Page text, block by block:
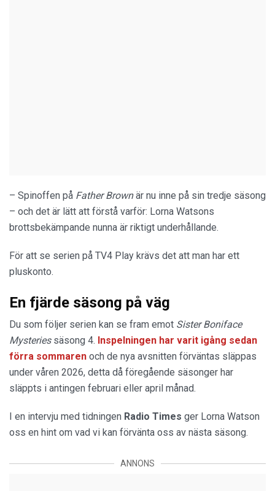
– Spinoffen på Father Brownär nu inne på sin tredje säsong
– och det är lätt att förstå varför: Lorna Watsons
brottsbekämpande nunna är riktigt underhållande.
För att se serien på TV4 Play krävs det att man har ett
pluskonto.
En fjärde säsong på väg
Du som följer serien kan se fram emot Sister Boniface
Mysteriessäsong 4. Inspelningen har varit igång sedan
förra sommaren och de nya avsnitten förväntas släppas
under våren 2026, detta då föregående säsonger har
släppts i antingen februari eller april månad.
I en intervju med tidningen Radio Times ger Lorna Watson
oss en hint om vad vi kan förvänta oss av nästa säsong.
ANNONS